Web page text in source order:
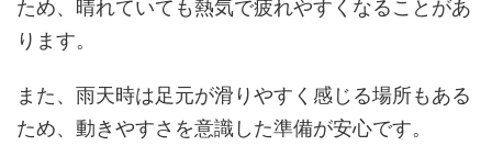
ため、晴れていても熱気で疲れやすくなることがあ
ります。
また、雨天時は足元が滑りやすく感じる場所もある
ため、動きやすさを意識した準備が安心です。